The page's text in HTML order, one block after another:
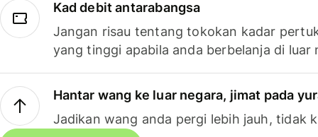
Kad debit antarabangsa
Jangan risau tentang tokokan kadar
yang tinggi apabila anda berbelanja di luar
Hantar wang ke luar negara, jimat pada
Jadikan wang anda pergi lebih jauh, tidak